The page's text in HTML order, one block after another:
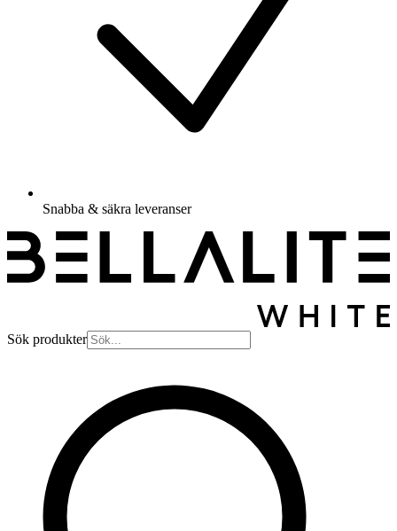
Snabba & säkra leveranser
Sök produkter